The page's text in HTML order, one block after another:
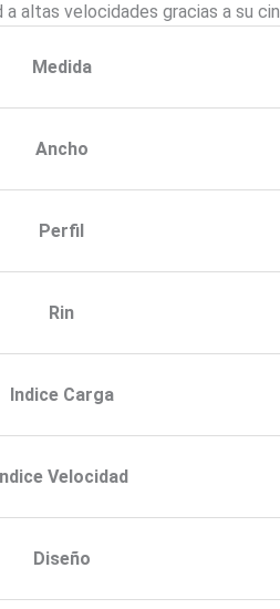
a altas velocidades gracias a su
Medida
Ancho
Perfil
Rin
Indice Carga
Indice Velocidad
Diseño